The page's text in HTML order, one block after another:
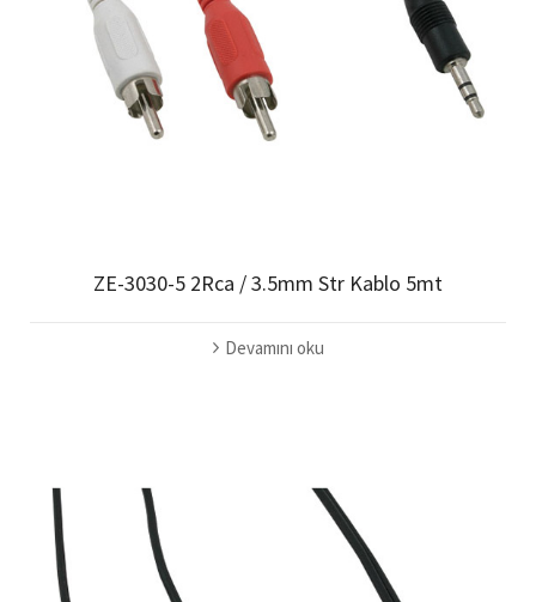
ZE-3030-5 2Rca / 3.5mm Str Kablo 5mt
Devamını oku